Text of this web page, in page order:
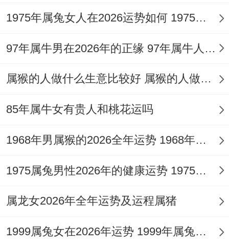
契机，对于庚辰龙人其「三合」贵人为申
（猴）、子（鼠），在2026年农历七月（丙
历约12月），便是「申月」与「子月」，能
引动命局辰土，汇成水局，水为其食伤星，
之弊。
尤其申月天干丙火偏财与地支申金比肩同
利时机；子月则伤官星力量纯粹，利于勇敢
提案、创意发挥与解决棘手难题，但需注意
1975年属兔女人在2026运势如何 1975年属兔女佩戴什么好
97年属牛男在2026年的正缘 97年属牛人在2026年的正缘
属猴的人做什么生意比较好 属猴的人做什么行业好
85年属牛女有贵人和桃花运吗
1968年男属猴的2026全年运势 1968年男属猴2026年招财转运方法
1975属兔男性2026年的健康运势 1975属兔男2026年健康运势
属龙女2026年全年运势及运程属猪
1999属兔女在2026年运势 1999年属兔在2026